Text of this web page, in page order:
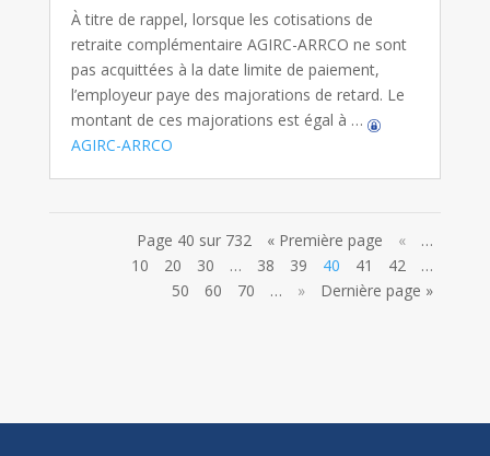
À titre de rappel, lorsque les cotisations de
retraite complémentaire AGIRC-ARRCO ne sont
pas acquittées à la date limite de paiement,
l’employeur paye des majorations de retard. Le
montant de ces majorations est égal à …
AGIRC-ARRCO
Page 40 sur 732 « Première page «
…
10
20 30 … 38 39 40 41 42
…
50
60 70 … » Dernière page »